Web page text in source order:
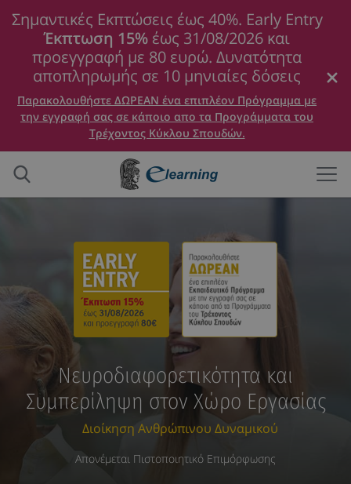
Σημαντικές Εκπτώσεις έως 40%. Early Entry
Έκπτωση 15% έως 31/08/2026 και
προεγγραφή με 80 ευρώ. Δυνατότητα
αποπληρωμής σε 10 μηνιαίες δόσεις
Παρακολουθήστε ΔΩΡΕΑΝ ένα επιπλέον Πρόγραμμα με
την εγγραφή σας σε κάποιο απο τα Προγράμματα του
Τρέχοντος Κύκλου Σπουδών.
Νευροδιαφορετικότητα και
Συμπερίληψη στον Χώρο Εργασίας
Διοίκηση Ανθρώπινου Δυναμικού
Απονέμεται Πιστοποιητικό Επιμόρφωσης